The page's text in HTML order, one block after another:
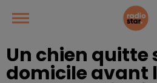
Un chien quitte
domicile avant